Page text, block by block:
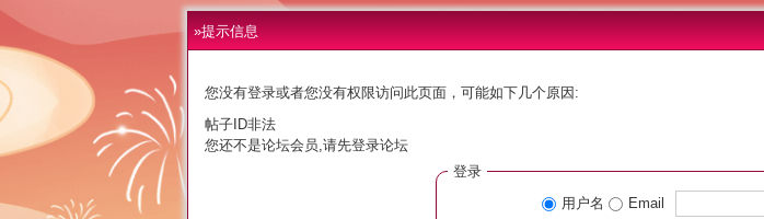
»提示信息
您没有登录或者您没有权限访问此页面，可能如下几个原因:
帖子ID非法
您还不是论坛会员,请先登录论坛
登录
用户名
Email